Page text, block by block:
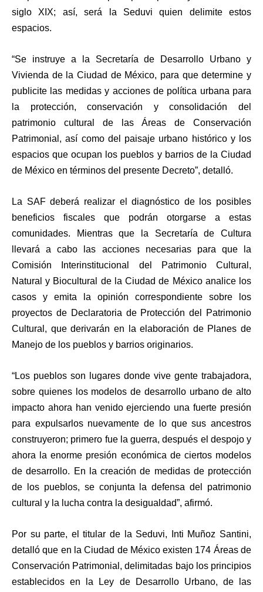
siglo XIX; así, será la Seduvi quien delimite estos
espacios.
“Se instruye a la Secretaría de Desarrollo Urbano y
Vivienda de la Ciudad de México, para que determine y
publicite las medidas y acciones de política urbana para
la protección, conservación y consolidación del
patrimonio cultural de las Áreas de Conservación
Patrimonial, así como del paisaje urbano histórico y los
espacios que ocupan los pueblos y barrios de la Ciudad
de México en términos del presente Decreto”, detalló.
La SAF deberá realizar el diagnóstico de los posibles
beneficios fiscales que podrán otorgarse a estas
comunidades. Mientras que la Secretaría de Cultura
llevará a cabo las acciones necesarias para que la
Comisión Interinstitucional del Patrimonio Cultural,
Natural y Biocultural de la Ciudad de México analice los
casos y emita la opinión correspondiente sobre los
proyectos de Declaratoria de Protección del Patrimonio
Cultural, que derivarán en la elaboración de Planes de
Manejo de los pueblos y barrios originarios.
“Los pueblos son lugares donde vive gente trabajadora,
sobre quienes los modelos de desarrollo urbano de alto
impacto ahora han venido ejerciendo una fuerte presión
para expulsarlos nuevamente de lo que sus ancestros
construyeron; primero fue la guerra, después el despojo y
ahora la enorme presión económica de ciertos modelos
de desarrollo. En la creación de medidas de protección
de los pueblos, se conjunta la defensa del patrimonio
cultural y la lucha contra la desigualdad”, afirmó.
Por su parte, el titular de la Seduvi, Inti Muñoz Santini,
detalló que en la Ciudad de México existen 174 Áreas de
Conservación Patrimonial, delimitadas bajo los principios
establecidos en la Ley de Desarrollo Urbano, de las